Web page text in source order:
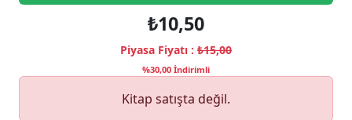
₺10,50
Piyasa Fiyatı : ₺15,00
%30,00 İndirimli
Kitap satışta değil.